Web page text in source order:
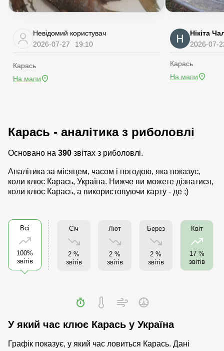
Невідомий користувач
2026-07-27
19:10
Карась
На мапи
Нікіта
2026-07-
Карась
На мапи
Карась - аналітика з риболовлі
Основано на 390 звітах з риболовлі.
Аналітика за місяцем, часом і погодою, яка показує,
коли клює Карась, Україна. Нижче ви можете дізнатися,
коли клює Карась, а використовуючи карту - де ;)
Всі
100%
звітів
Січ
2 %
звітів
Лют
2 %
звітів
Берез
2 %
звітів
Квіт
17 %
звітів
У який час клює Карась у Україна
Графік показує, у який час ловиться Карась. Дані